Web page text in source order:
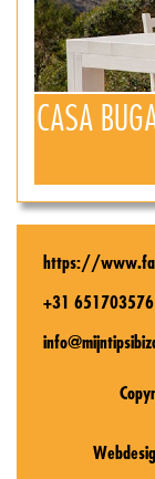
CASA
https://
+31 651703576